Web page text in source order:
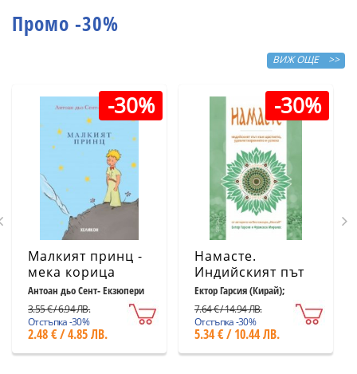
Промо -30%
ВИЖ ОЩЕ >>
-30%
Малкият принц -
мека корица
светлосиня
Антоан дьо Сент- Екзюпери
3.55 € / 6.94 ЛВ.
Отстъпка -30%
2.48 € / 4.85 ЛВ.
-30%
Намасте.
Индийският път
към щастието,
удовлетворението
и успеха
Ектор Гарсия (Кирай);
7.64 € / 14.94 ЛВ.
Отстъпка -30%
5.34 € / 10.44 ЛВ.